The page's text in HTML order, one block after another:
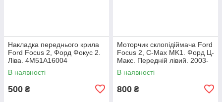
Накладка переднього крила
Ford Focus 2, Форд Фокус 2.
Ліва. 4M51A16004
В наявності
500 ₴
Моторчик склопідіймача Ford
Focus 2, C-Max MK1. Форд Ц-
Макс. Передній лівий. 2003-
2007. 981405110.
В наявності
800 ₴